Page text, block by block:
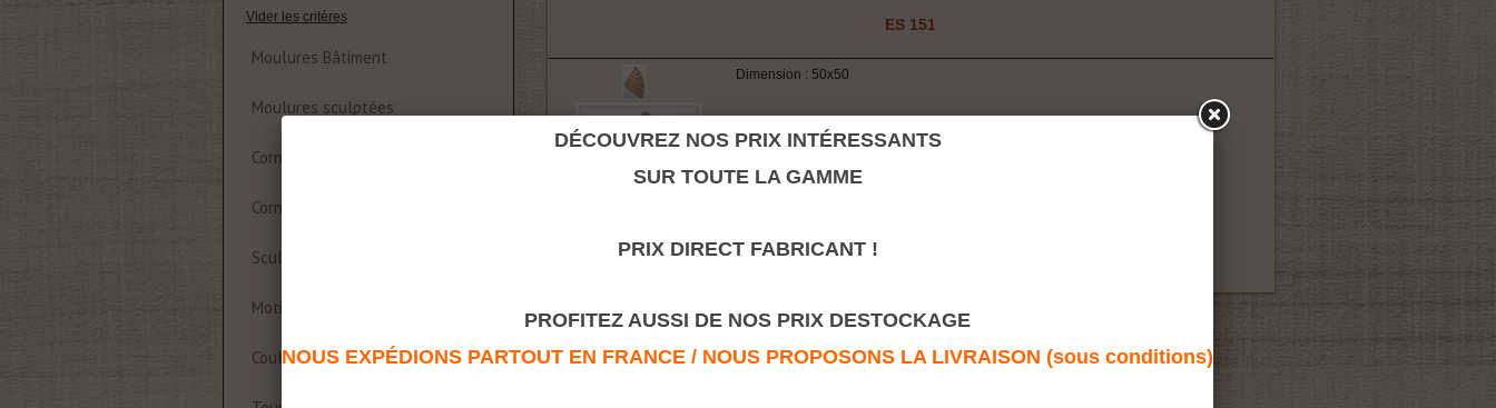
ES 151
Dimension : 50x50
Retour à la rubrique
Vider les critères
Moulures Bâtiment
Moulures sculptées
Corniche et rosace polyuréthane
Corniches Bois
Sculptures
Motifs décoratifs Bois & Résine
Coulisses de table
DÉCOUVREZ NOS PRIX INTÉRESSANTS
SUR TOUTE LA GAMME
PRIX DIRECT FABRICANT !
PROFITEZ AUSSI DE NOS PRIX DESTOCKAGE
NOUS EXPÉDIONS PARTOUT EN FRANCE / NOUS PROPOSONS LA LIVRAISON (sous conditions)